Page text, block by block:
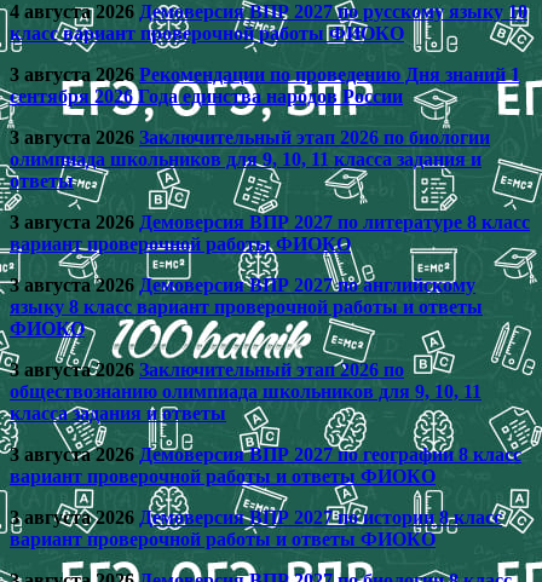
4 августа 2026 Демоверсия ВПР 2027 по русскому языку 10
класс вариант проверочной работы ФИОКО
3 августа 2026Рекомендации по проведению Дня знаний 1
сентября 2026 Года единства народов России
3 августа 2026 Заключительный этап 2026 по биологии
олимпиада школьников для 9, 10, 11 класса задания и
ответы
3 августа 2026 Демоверсия ВПР 2027 по литературе 8 класс
вариант проверочной работы ФИОКО
3 августа 2026 Демоверсия ВПР 2027 по английскому
языку 8 класс вариант проверочной работы и ответы
ФИОКО
3 августа 2026 Заключительный этап 2026 по
обществознанию олимпиада школьников для 9, 10, 11
класса задания и ответы
3 августа 2026 Демоверсия ВПР 2027 по географии 8 класс
вариант проверочной работы и ответы ФИОКО
3 августа 2026 Демоверсия ВПР 2027 по истории 8 класс
вариант проверочной работы и ответы ФИОКО